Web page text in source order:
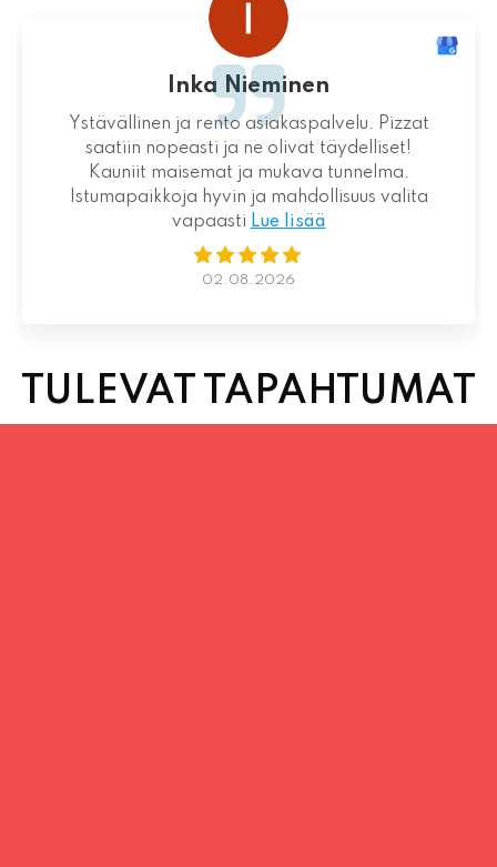
Inka Nieminen
Ystävällinen ja rento asiakaspalvelu. Pizzat
saatiin nopeasti ja ne olivat täydelliset!
Kauniit maisemat ja mukava tunnelma.
Istumapaikkoja hyvin ja mahdollisuus valita
vapaasti Lue lisää
02.08.2026
TULEVAT TAPAHTUMAT